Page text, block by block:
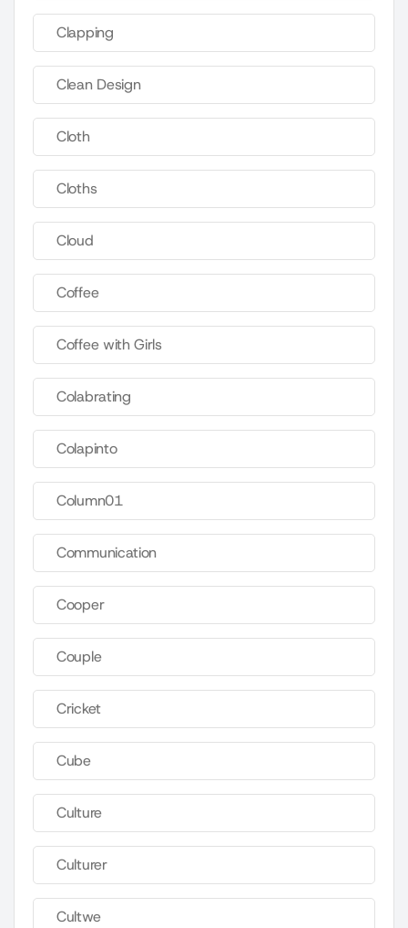
Clapping
Clean Design
Cloth
Cloths
Cloud
Coffee
Coffee with Girls
Colabrating
Colapinto
Column01
Communication
Cooper
Couple
Cricket
Cube
Culture
Culturer
Cultwe